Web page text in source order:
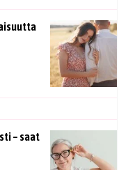
– saat